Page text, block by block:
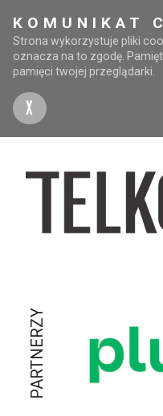
KOMUNIKAT
Strona wykorzystuje pliki
oznacza na to zgodę.
pamięci twojej przeglądarki.
X
PARTNERZY